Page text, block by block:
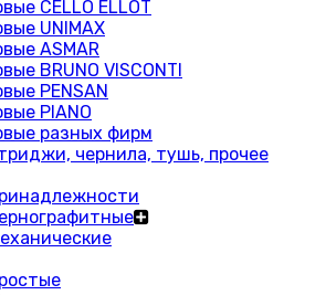
CELLO ELLOT
UNIMAX
ASMAR
BRUNO VISCONTI
PENSAN
PIANO
разных фирм
чернила, тушь, прочее